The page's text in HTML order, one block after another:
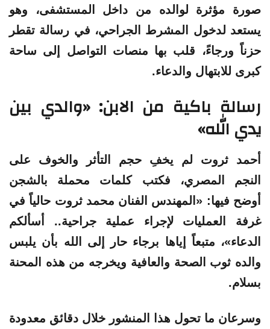
صورة مؤثرة لوالده من داخل المستشفى، وهو
يستعد لدخول المشرط الجراحي، في رسالة تقطر
حزناً ورجاءً، قلب بها منصات التواصل إلى ساحة
كبرى للابتهال والدعاء.
رسالة باكية من الابن: «والدي بين
يدي الله»
أحمد ثروت لم يخفِ حجم التأثر والخوف على
النجم المصري، فكتب كلمات محملة بالشجن
أوضح فيها: «المهندس الفنان محمد ثروت حالياً في
غرفة العمليات لإجراء عملية جراحية.. أسألكم
الدعاء»، متبعاً إياها برجاء حار إلى الله بأن يلبس
والده ثوب الصحة والعافية ويخرجه من هذه المحنة
بسلام.
وسرعان ما تحول هذا المنشور خلال دقائق معدودة